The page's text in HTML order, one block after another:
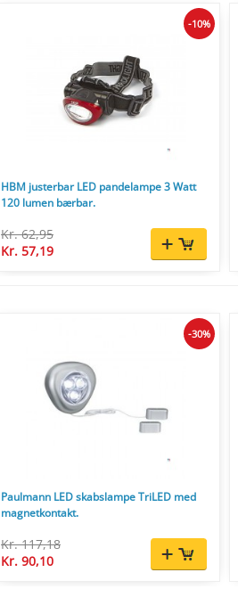
HBM justerbar LED pandelampe 3 Watt
120 lumen bærbar.
Kr. 62,95
Kr. 57,19
-10%
Paulmann LED skabslampe TriLED med
magnetkontakt.
Kr. 117,18
Kr. 90,10
-30%